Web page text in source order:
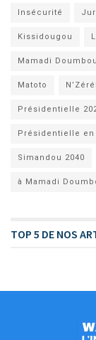
Insécurité
Kissidougou
Mamadi
Matoto
Présidentielle
Présidentielle en
Simandou 2040
à Mamadi
TOP 5 DE NOS